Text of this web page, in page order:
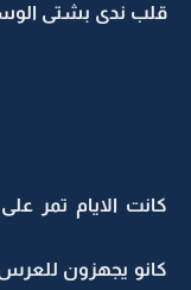
قلب ندى بشتى
كانت الايام تمر
كانو يجهزون